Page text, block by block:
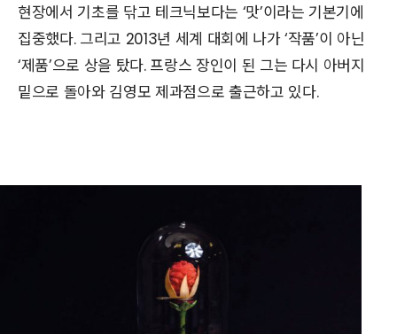
현장에서 기초를 닦고 테크닉보다는 ‘맛’이라는 기본기에
집중했다. 그리고 2013년 세계 대회에 나가 ‘작품’이 아닌
‘제품’으로 상을 탔다. 프랑스 장인이 된 그는 다시 아버지
밑으로 돌아와 김영모 제과점으로 출근하고 있다.